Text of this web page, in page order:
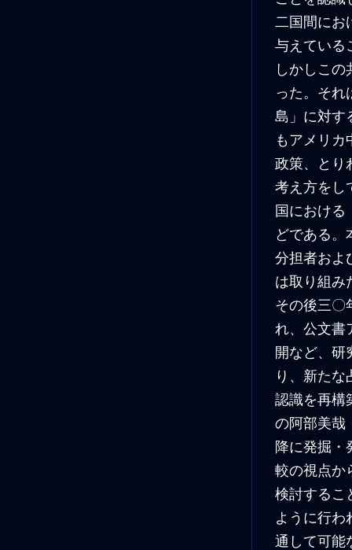
二国間にお
与えている
しかしこ
った。そ
島」に対す
もアメリカ
政策、とり
考え方をし
国における
どである。
分担者およ
は取り組み
その後三〇
れ、公文書
開など、研
り、新た
認識を再構
の阿部美哉
降に発掘・
較の視点か
検討するこ
ように行わ
通して可能